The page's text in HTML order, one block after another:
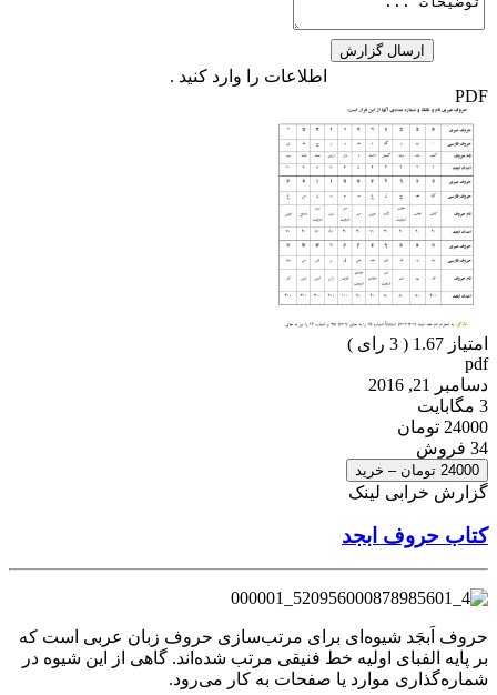
اطلاعات را وارد کنید .
PDF
امتیاز 1.67 ( 3 رای )
pdf
دسامبر 21, 2016
3 مگابایت
24000 تومان
34 فروش
24000 تومان – خرید
گزارش خرابی لینک
کتاب حروف ابجد
حروف اَبجَد شیوه‌ای برای مرتب‌سازی حروف زبان عربی است که
بر پایه الفبای اولیه خط فنیقی مرتب شده‌اند. گاهی از این شیوه در
شماره‌گذاری موارد یا صفحات به کار می‌رود.